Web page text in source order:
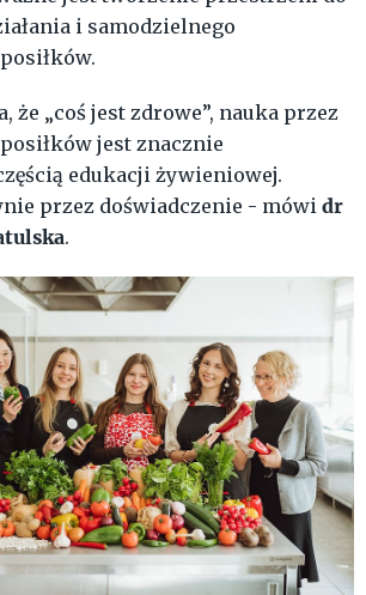
i samodzielnego
że „coś jest zdrowe”, nauka przez
jest znacznie
edukacji żywieniowej.
przez doświadczenie - mówi dr
.